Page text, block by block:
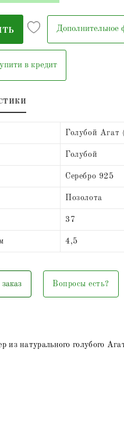
Дополнительное
в кредит
Голубой Агат
Голубой
Серебро 925
Позолота
37
4,5
Вопросы есть?
из натурального голубого